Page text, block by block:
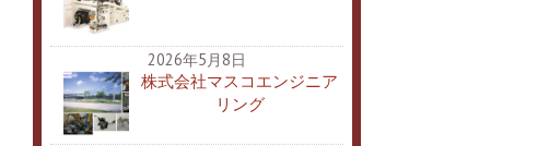
2026年5月8日
株式会社マスコエンジニア
リング